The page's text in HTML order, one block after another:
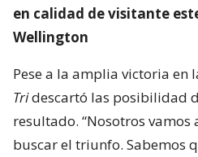
en calidad de visitante
Wellington
Pese a la amplia victoria en
Tridescartó las posibilidad
resultado. “Nosotros vamos
buscar el triunfo. Sabemos